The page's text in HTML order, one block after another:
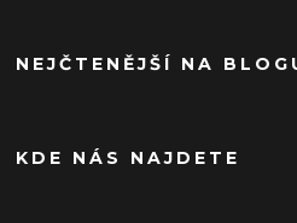
NEJČTENĚJŠÍ NA
KDE NÁS NAJDETE